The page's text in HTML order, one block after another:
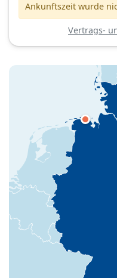
Ankunftszeit wurde
Vertrags-